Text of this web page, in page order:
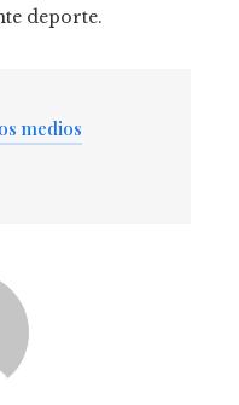
deporte.
medios